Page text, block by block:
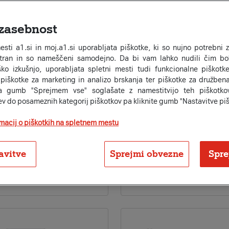
ura Forever Look
Znamka:
FOREVER
Otroška pametna ura
16 €×6
a1.si in moj.a1.si uporabljata piškotke, ki so nujno potrebni
in so nameščeni samodejno. Da bi vam lahko nudili čim
izkušnjo, uporabljata spletni mesti tudi funkcionalne
za marketing in analizo brskanja ter piškotke za
gumb "Sprejmem vse" soglašate z namestitvijo teh
do posameznih kategorij piškotkov pa kliknite gumb "Nastavitve
o piškotkih na spletnem mestu
Sprejmi obvezne